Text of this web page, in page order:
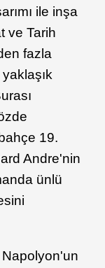
ile inşa
ve Tarih
fazla
19.
Andre'nin
ünlü